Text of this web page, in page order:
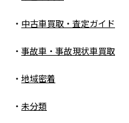
中古車買取・査定ガイド
事故車・事故現状車買取
地域密着
未分類